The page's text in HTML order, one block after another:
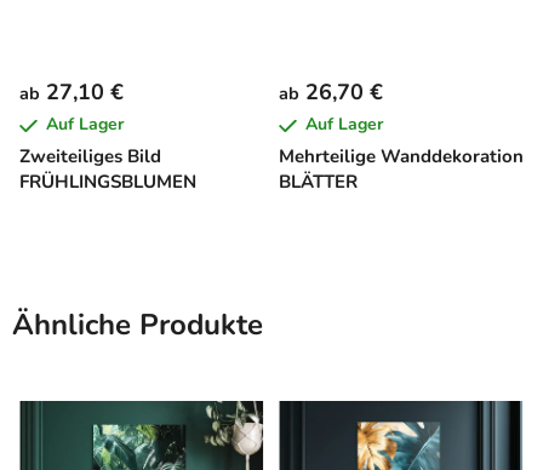
Zweiteiliges Bild
FRÜHLINGSBLUMEN
ab 27,10 €
Auf Lager
Mehrteilige Wanddekoration
BLÄTTER
ab 26,70 €
Auf Lager
Ähnliche Produkte